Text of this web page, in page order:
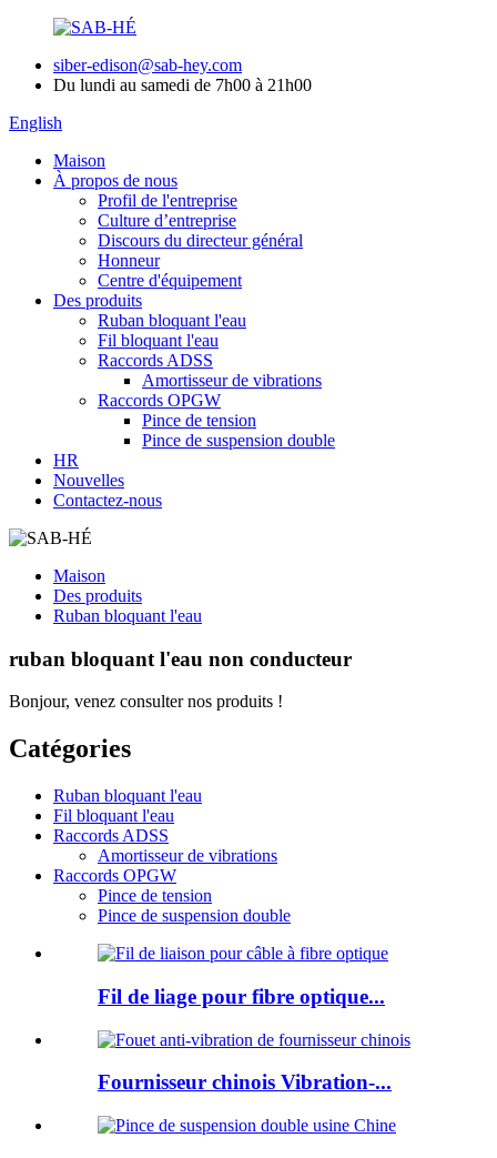
siber-edison@sab-hey.com
Du lundi au samedi de 7h00 à 21h00
English
Maison
À propos de nous
Profil de l'entreprise
Culture d’entreprise
Discours du directeur général
Honneur
Centre d'équipement
Des produits
Ruban bloquant l'eau
Fil bloquant l'eau
Raccords ADSS
Amortisseur de vibrations
Raccords OPGW
Pince de tension
Pince de suspension double
HR
Nouvelles
Contactez-nous
Maison
Des produits
Ruban bloquant l'eau
ruban bloquant l'eau non conducteur
Bonjour, venez consulter nos produits !
Catégories
Ruban bloquant l'eau
Fil bloquant l'eau
Raccords ADSS
Amortisseur de vibrations
Raccords OPGW
Pince de tension
Pince de suspension double
Fil de liage pour fibre optique...
Fournisseur chinois Vibration-...